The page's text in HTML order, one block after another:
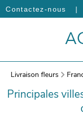
Contactez-nous |
Livraison fleurs
Principales